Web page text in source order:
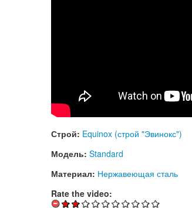
Строй: Equinox (строй "Эвинокс")
Модель: Standard
Материал: Нержавеющая сталь
Rate the video: